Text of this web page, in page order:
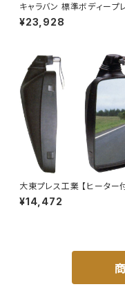
キャラバン 標準ボディープ
アムＧＸ/ＧＸライダ～用ベッ
ットフレーム GZ100-1
¥23,928
大東プレス工業 【ヒーター
イウェイミラー ヒーター付
0R DI-5101CXY
¥14,472